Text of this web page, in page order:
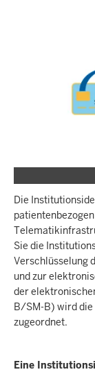
Die
Sie die
Verschlüsselung
und zur
der
B/SM-B) wird
zugeordnet.
Eine